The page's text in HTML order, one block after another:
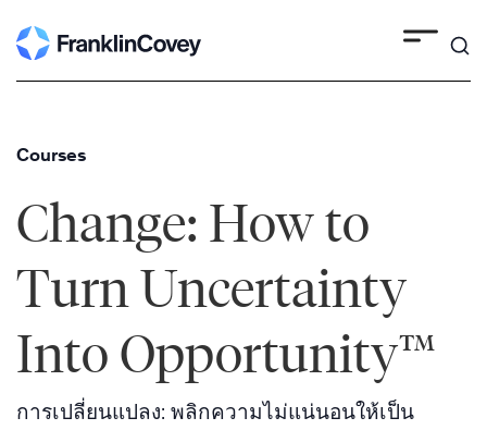
to
Courses
Change: How to
Turn Uncertainty
Into Opportunity™
การเปลี่ยนแปลง: พลิกความไม่แน่นอนให้เป็น